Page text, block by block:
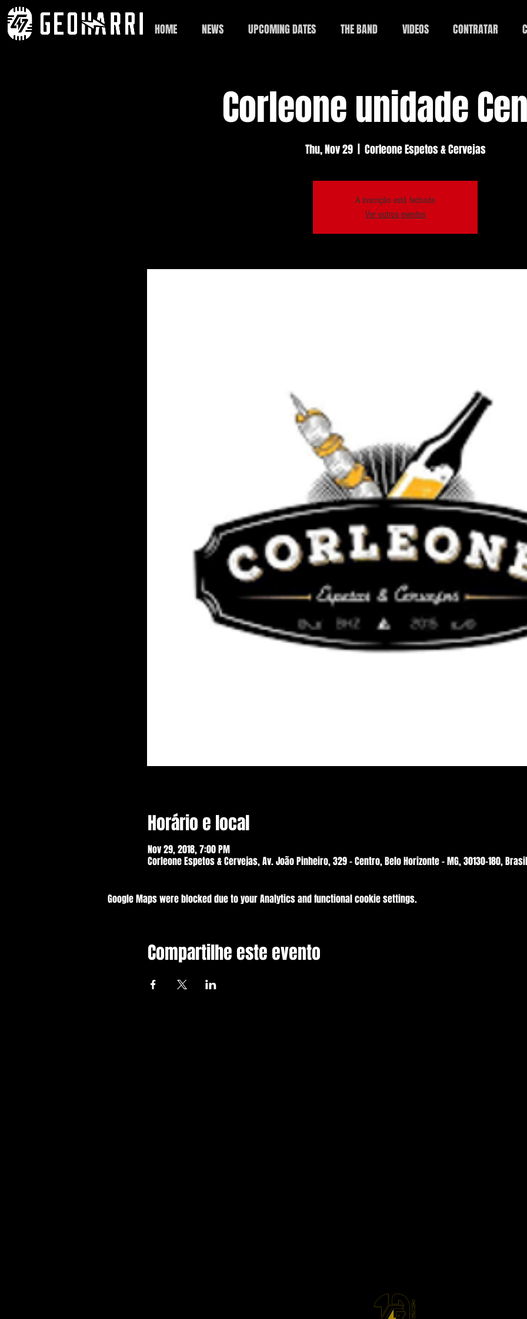
HOME NEWS UPCOMING DATES THE BAND VIDEOS CONTRATAR
Corleone unidade
Thu, Nov 29
  |
Corleone Espetos & Cervejas
A inscrição está fechada
Ver outros eventos
Horário e local
Nov 29, 2018, 7:00 PM
Corleone Espetos & Cervejas, Av. João Pinheiro, 329 - Centro, Belo Horizonte - MG, 30130-180, Brasil
Google Maps were blocked due to your Analytics and functional cookie settings.
Compartilhe este evento